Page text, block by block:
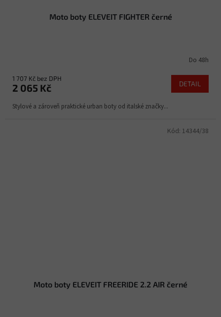
Moto boty ELEVEIT FIGHTER černé
Do 48h
1 707 Kč bez DPH
2 065 Kč DETAIL
Stylové a zároveň praktické urban boty od italské značky...
Moto boty ELEVEIT FREERIDE 2.2 AIR černé
Kód: 14344/38